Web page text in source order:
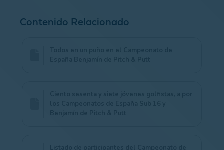
Contenido Relacionado